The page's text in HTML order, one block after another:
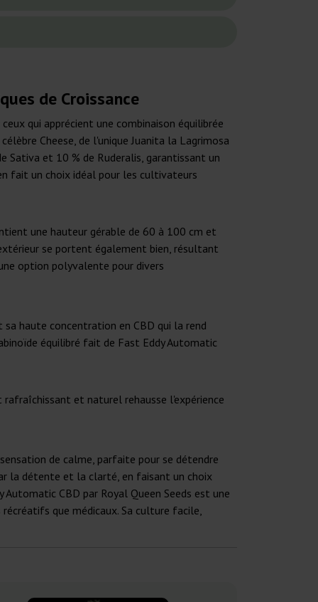
de Croissance
qui apprécient une combinaison équilibrée
Cheese, de l'unique Juanita la Lagrimosa
Sativa et 10 % de Ruderalis, garantissant un
fait un choix idéal pour les cultivateurs
une hauteur gérable de 60 à 100 cm et
se portent également bien, résultant
option polyvalente pour divers
sa haute concentration en CBD qui la rend
équilibré fait de Fast Eddy Automatic
et naturel rehausse l'expérience
de calme, parfaite pour se détendre
la détente et la clarté, en faisant un choix
CBD par Royal Queen Seeds est une
que médicaux. Sa culture facile,